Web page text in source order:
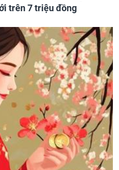
trên 7 triệu đồng